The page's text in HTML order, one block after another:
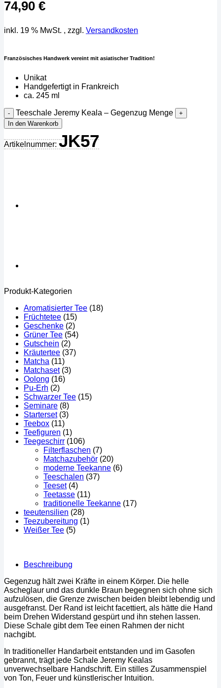
74,90 €
inkl. 19 % MwSt. , zzgl. Versandkosten
Französisches Handwerk vereint mit asiatischer Tradition!
Unikat
Handgefertigt in Frankreich
ca. 245 ml
Teeschale Jeremy Keala – Gegenzug Menge
In den Warenkorb
Artikelnummer: JK57
Produkt-Kategorien
Aromatisierter Tee (18)
Früchtetee (15)
Geschenke (2)
Grüner Tee (54)
Gutschein (2)
Kräutertee (37)
Matcha (11)
Matchaset (3)
Oolong (16)
Pu-Erh (2)
Schwarzer Tee (15)
Seminare (8)
Starterset (3)
Teebox (11)
Teefiguren (1)
Teegeschirr (106)
Filterflaschen (7)
Matchazubehör (20)
moderne Teekanne (6)
Teeschalen (37)
Teeset (4)
Teetasse (11)
traditionelle Teekanne (17)
teeutensilien (28)
Teezubereitung (1)
Weißer Tee (5)
Beschreibung
Gegenzug hält zwei Kräfte in einem Körper. Die helle
Ascheglaur und das dunkle Braun begegnen sich ohne sich
aufzulösen, die Grenze zwischen beiden bleibt lebendig und
ausgefranst. Der Rand ist leicht facettiert, als hätte die Hand
beim Drehen Widerstand gespürt und ihn stehen lassen.
Diese Schale gibt dem Tee einen Rahmen der nicht
nachgibt.
In traditioneller Handarbeit entstanden und im Gasofen
gebrannt, trägt jede Schale Jeremy Kealas
unverwechselbare Handschrift. Ein stilles Zusammenspiel
von Ton, Feuer und künstlerischer Intuition.